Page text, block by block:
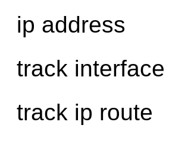
ip address
track interface
track ip route